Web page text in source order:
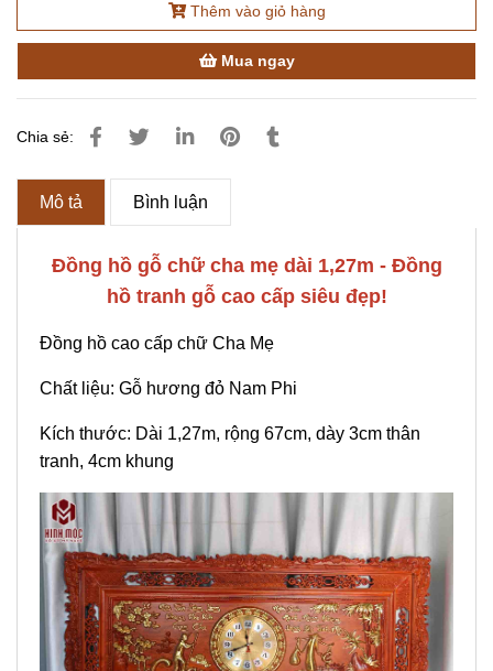
Thêm vào giỏ hàng
Mua ngay
Chia sẻ:
Mô tả Bình luận
Đồng hồ gỗ chữ cha mẹ dài 1,27m - Đồng
hồ tranh gỗ cao cấp siêu đẹp!
Đồng hồ cao cấp chữ Cha Mẹ
Chất liệu: Gỗ hương đỏ Nam Phi
Kích thước: Dài 1,27m, rộng 67cm, dày 3cm thân
tranh, 4cm khung